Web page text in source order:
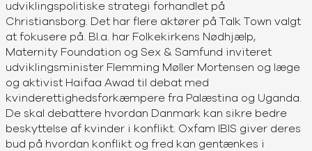
udviklingspolitiske strategi forhandlet på
Christiansborg. Det har flere aktører på Talk Town valgt
at fokusere på. Bl.a. har Folkekirkens Nødhjælp,
Maternity Foundation og Sex & Samfund inviteret
udviklingsminister Flemming Møller Mortensen og læge
og aktivist Haifaa Awad til debat med
kvinderettighedsforkæmpere fra Palæstina og Uganda.
De skal debattere hvordan Danmark kan sikre bedre
beskyttelse af kvinder i konflikt. Oxfam IBIS giver deres
bud på hvordan konflikt og fred kan gentænkes i